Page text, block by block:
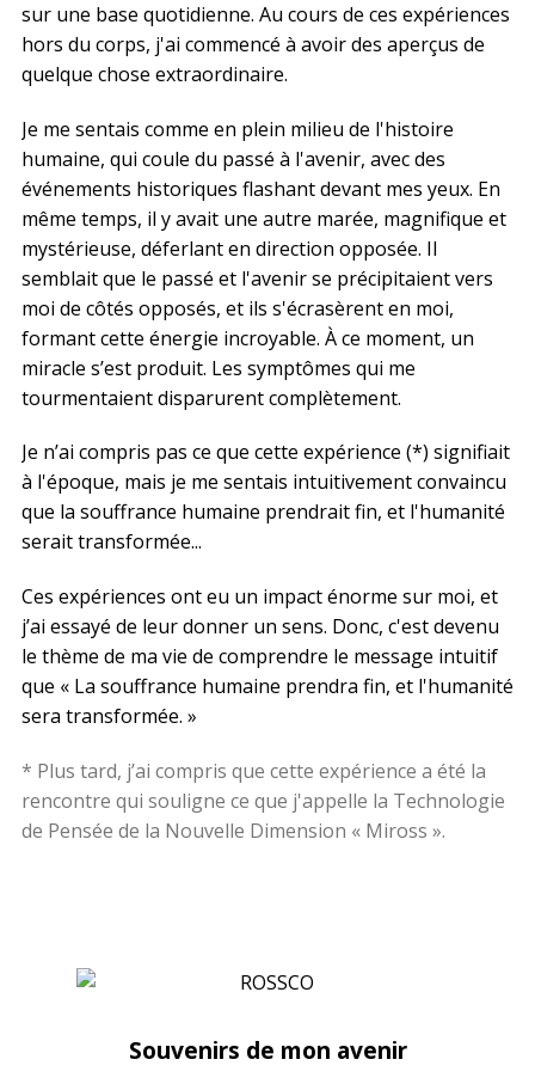
sur une base quotidienne. Au cours de ces expériences
hors du corps, j'ai commencé à avoir des aperçus de
quelque chose extraordinaire.
Je me sentais comme en plein milieu de l'histoire
humaine, qui coule du passé à l'avenir, avec des
événements historiques flashant devant mes yeux. En
même temps, il y avait une autre marée, magnifique et
mystérieuse, déferlant en direction opposée. Il
semblait que le passé et l'avenir se précipitaient vers
moi de côtés opposés, et ils s'écrasèrent en moi,
formant cette énergie incroyable. À ce moment, un
miracle s’est produit. Les symptômes qui me
tourmentaient disparurent complètement.
Je n’ai compris pas ce que cette expérience (*) signifiait
à l'époque, mais je me sentais intuitivement convaincu
que la souffrance humaine prendrait fin, et l'humanité
serait transformée...
Ces expériences ont eu un impact énorme sur moi, et
j’ai essayé de leur donner un sens. Donc, c'est devenu
le thème de ma vie de comprendre le message intuitif
que « La souffrance humaine prendra fin, et l'humanité
sera transformée. »
* Plus tard, j’ai compris que cette expérience a été la
rencontre qui souligne ce que j'appelle la Technologie
de Pensée de la Nouvelle Dimension « Miross ».
Souvenirs de mon avenir